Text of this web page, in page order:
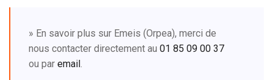
» En savoir plus sur Emeis (Orpea), merci de
nous contacter directement au 01 85 09 00 37
ou par email .